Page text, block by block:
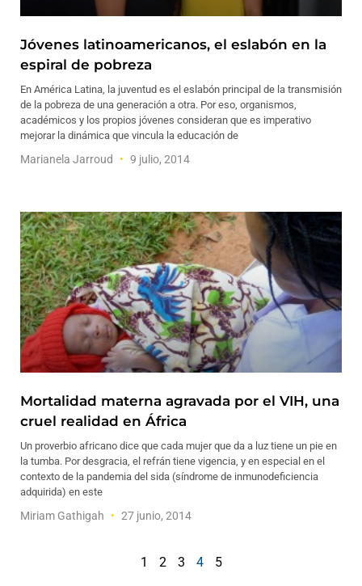
Jóvenes latinoamericanos, el eslabón en la
espiral de pobreza
En América Latina, la juventud es el eslabón principal de la transmisión
de la pobreza de una generación a otra. Por eso, organismos,
académicos y los propios jóvenes consideran que es imperativo
mejorar la dinámica que vincula la educación de
Marianela Jarroud 9 julio, 2014
Mortalidad materna agravada por el VIH, una
cruel realidad en África
Un proverbio africano dice que cada mujer que da a luz tiene un pie en
la tumba. Por desgracia, el refrán tiene vigencia, y en especial en el
contexto de la pandemia del sida (síndrome de inmunodeficiencia
adquirida) en este
Miriam Gathigah 27 junio, 2014
1 2 3 4 5